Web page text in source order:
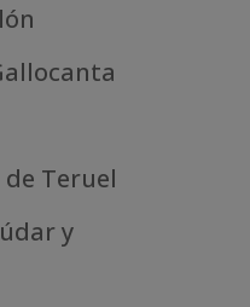
Teruel
y